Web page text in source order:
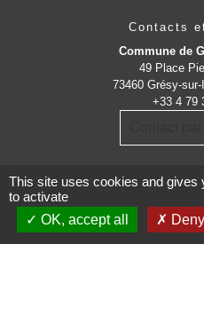
Contacts
Commune de
49 Place
73460 Grésy-
+33 4 79
This site uses cookies and gives
to activate
OK, accept all